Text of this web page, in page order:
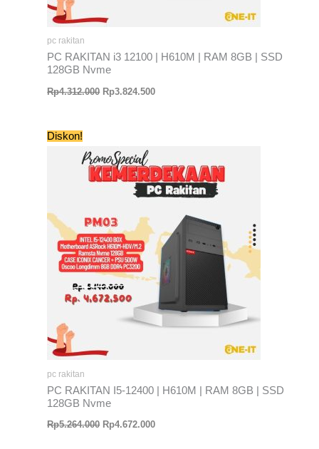
pc rakitan
PC RAKITAN i3 12100 | H610M | RAM 8GB | SSD
128GB Nvme
Rp4.312.000 Rp3.824.500
Diskon!
pc rakitan
PC RAKITAN I5-12400 | H610M | RAM 8GB | SSD
128GB Nvme
Rp5.264.000
adalah:
Rp5.264.000.
Rp4.672.000
adalah:
Rp4.672.000.